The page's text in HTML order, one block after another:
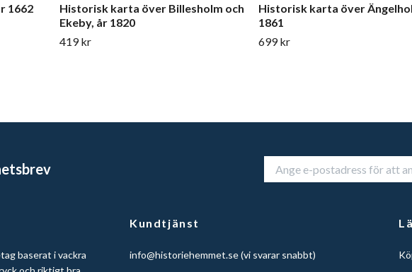
1662
Historisk karta över Billesholm och
Ekeby, år 1820
419 kr
Historisk karta över
1861
699 kr
baserat i vackra
Kundtjänst
info@historiehemmet.se(vi svarar snabbt)